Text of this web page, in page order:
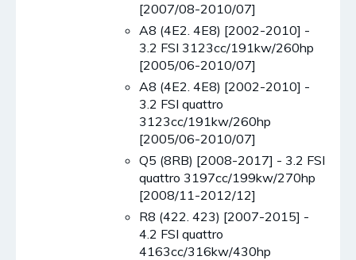
[2007/08-2010/07]
A8 (4E2. 4E8) [2002-2010] -
3.2 FSI 3123cc/191kw/260hp
[2005/06-2010/07]
A8 (4E2. 4E8) [2002-2010] -
3.2 FSI quattro
3123cc/191kw/260hp
[2005/06-2010/07]
Q5 (8RB) [2008-2017] - 3.2 FSI
quattro 3197cc/199kw/270hp
[2008/11-2012/12]
R8 (422. 423) [2007-2015] -
4.2 FSI quattro
4163cc/316kw/430hp